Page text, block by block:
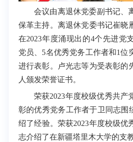
会议由离退休党委副书记、
保革主持。离退休党委书记崔晓
在2023年度涌现出的4个先进党
党员、5名优秀党务工作者和1位
进行表彰。卢光志等为受表彰的
人颁发荣誉证书。
荣获2023年度校级优秀共产
彰的优秀党务工作者于卫同志围
绍了经验。荣获2023年度校级优
志介绍了在新疆塔里木大学的支